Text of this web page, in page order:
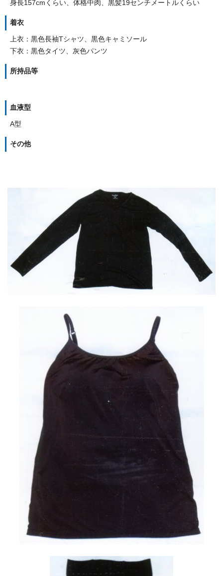
身長157cmくらい、体格中肉、黒髪19センチメートルくらい
着衣
上衣：黒色長袖Tシャツ、黒色キャミソール
下衣：黒色タイツ、灰色パンツ
所持品等
血液型
A型
その他